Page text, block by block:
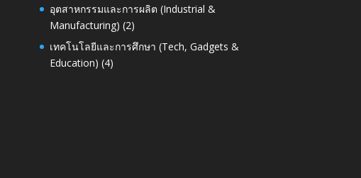
อุตสาหกรรมและการผลิต (Industrial &
Manufacturing) (2)
เทคโนโลยีและการศึกษา (Tech, Gadgets &
Education) (4)